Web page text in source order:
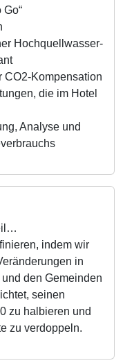
Go“
Hochquellwasser-
CO2-Kompensation
die im Hotel
Analyse und
indem wir
in
den Gemeinden
seinen
zu halbieren und
zu verdoppeln.